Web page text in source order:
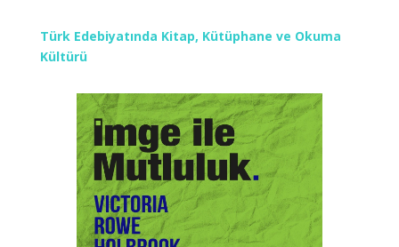
Türk Edebiyatında Kitap, Kütüphane ve Okuma
Kültürü